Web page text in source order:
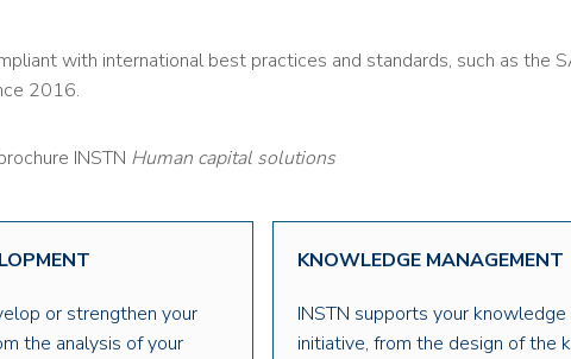
with international best practices and standards, such as the
2016.
INSTN Human capital solutions
or strengthen your
the analysis of your
KNOWLEDGE MANAGEMENT
INSTN supports your
initiative, from the design of the